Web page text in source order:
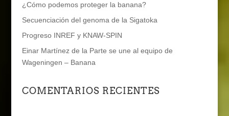
¿Cómo podemos proteger la banana?
Secuenciación del genoma de la Sigatoka
Progreso INREF y KNAW-SPIN
Einar Martínez de la Parte se une al equipo de
Wageningen – Banana
COMENTARIOS RECIENTES